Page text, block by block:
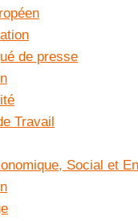
de presse
Travail
Social et